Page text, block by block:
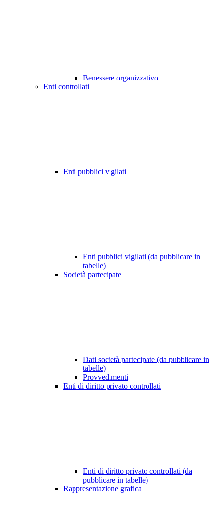
Benessere organizzativo
Enti controllati
Enti pubblici vigilati
Enti pubblici vigilati (da pubblicare in
tabelle)
Società partecipate
Dati società partecipate (da pubblicare in
tabelle)
Provvedimenti
Enti di diritto privato controllati
Enti di diritto privato controllati (da
pubblicare in tabelle)
Rappresentazione grafica